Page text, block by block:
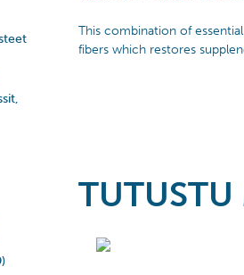
This combination of
fibers which restores
TUTUSTU